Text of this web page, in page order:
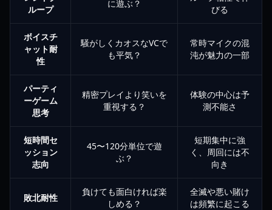
ループ
に遊ぶ？
びる
ボイスチ
ャット耐
性
騒がしくカオスなVCで
も平気？
常時マイクの混
沌が魅力の一部
パーティ
ーゲーム
思考
精密プレイより笑いを
重視する？
体験の中心は予
測不能さ
短時間セ
ッション
志向
45〜120分単位で遊
ぶ？
短期集中に強
く、周回には不
向き
敗北耐性
負けても面白ければ楽
しめる？
全滅や悪い賭け
は頻繁に起こる